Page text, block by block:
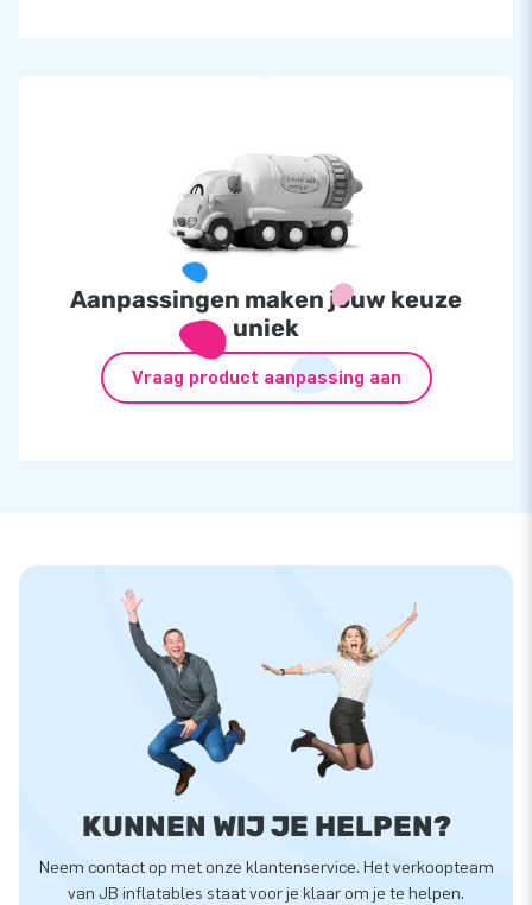
Aanpassingen maken jouw keuze
uniek
Vraag product aanpassing aan
KUNNEN WIJ JE HELPEN?
Neem contact op met onze klantenservice. Het verkoopteam
van JB inflatables staat voor je klaar om je te helpen.